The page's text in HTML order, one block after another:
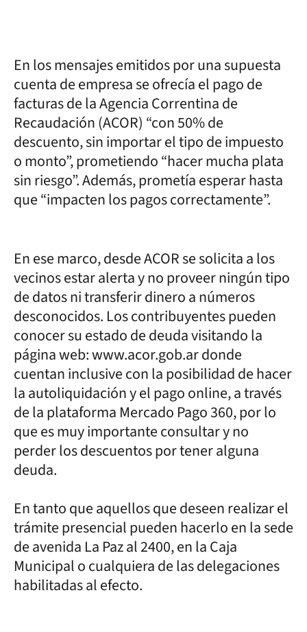
En los mensajes emitidos por una supuesta
cuenta de empresa se ofrecía el pago de
facturas de la Agencia Correntina de
Recaudación (ACOR) “con 50% de
descuento, sin importar el tipo de impuesto
o monto”, prometiendo “hacer mucha plata
sin riesgo”. Además, prometía esperar hasta
que “impacten los pagos correctamente”.
En ese marco, desde ACOR se solicita a los
vecinos estar alerta y no proveer ningún tipo
de datos ni transferir dinero a números
desconocidos. Los contribuyentes pueden
conocer su estado de deuda visitando la
página web: www.acor.gob.ar donde
cuentan inclusive con la posibilidad de hacer
la autoliquidación y el pago online, a través
de la plataforma Mercado Pago 360, por lo
que es muy importante consultar y no
perder los descuentos por tener alguna
deuda.
En tanto que aquellos que deseen realizar el
trámite presencial pueden hacerlo en la sede
de avenida La Paz al 2400, en la Caja
Municipal o cualquiera de las delegaciones
habilitadas al efecto.